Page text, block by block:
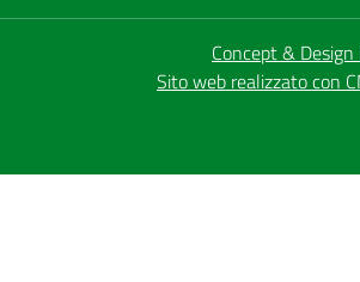
Concept & Design
Sito web realizzato con